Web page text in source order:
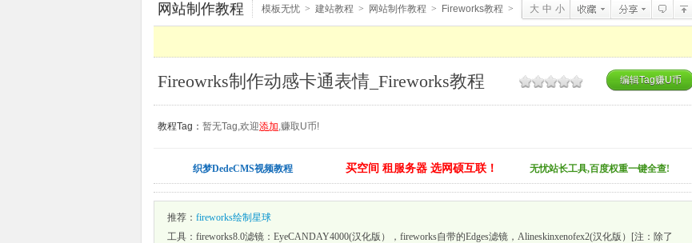
网站制作教程 模板无忧 > 建站教程 > 网站制作教程 > Fireworks教程 > 大 中 小
Fireowrks制作动感卡通表情_Fireworks教程 编辑Tag赚U币
教程Tag： 暂无Tag,欢迎添加,赚取U币!
织梦DedeCMS视频教程 买空间 租服务器 选网硕互联！ 无忧站长工具,百度权重一键全查!
推荐： fireworks绘制星球
工具：fireworks8.0滤镜：EyeCANDAY4000(汉化版），fireworks自带的Edges滤镜，Alineskinxenofex2(汉化版）[注：除了